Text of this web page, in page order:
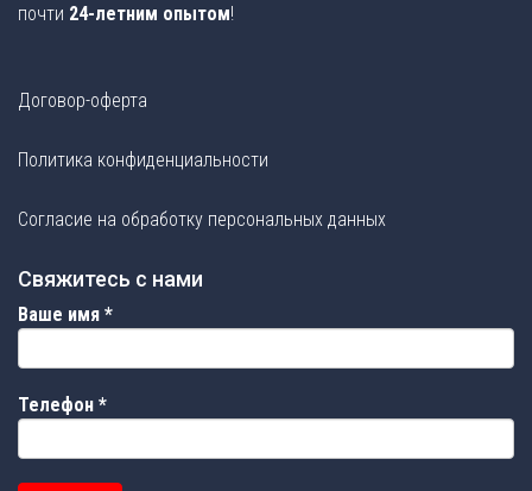
почти 24-летним опытом!
Договор-оферта
Политика конфиденциальности
Согласие на обработку персональных данных
Свяжитесь с нами
Ваше имя *
Телефон *